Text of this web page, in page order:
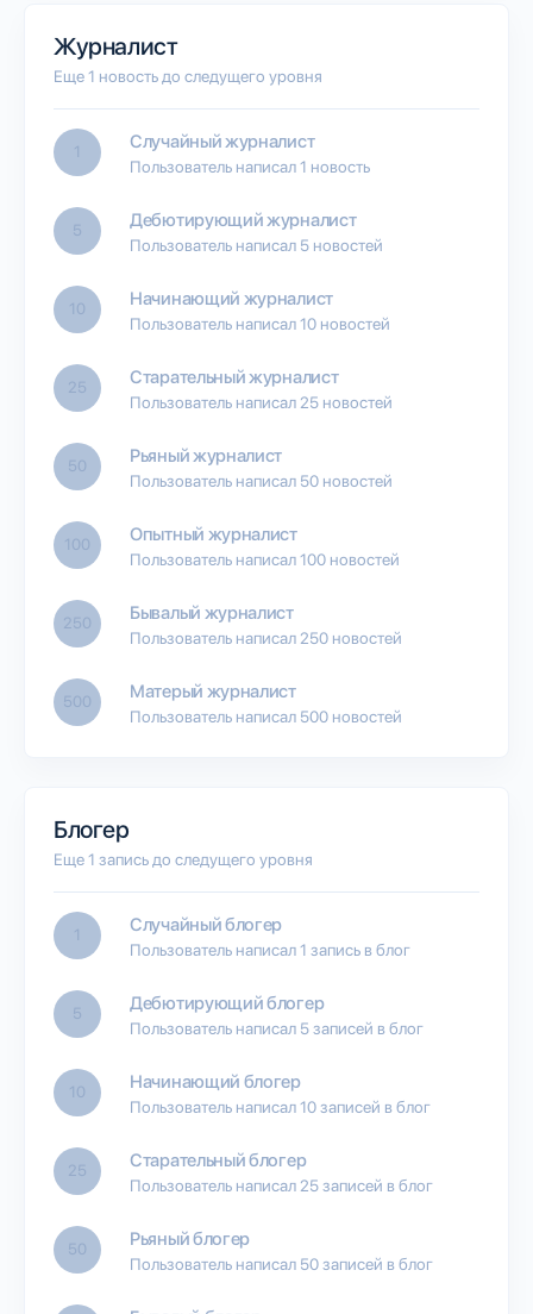
Журналист
Еще 1 новость до следущего уровня
1 Случайный журналист
Пользователь написал 1 новость
5 Дебютирующий журналист
Пользователь написал 5 новостей
10 Начинающий журналист
Пользователь написал 10 новостей
25 Старательный журналист
Пользователь написал 25 новостей
50 Рьяный журналист
Пользователь написал 50 новостей
100 Опытный журналист
Пользователь написал 100 новостей
250 Бывалый журналист
Пользователь написал 250 новостей
500 Матерый журналист
Пользователь написал 500 новостей
Блогер
Еще 1 запись до следущего уровня
1 Случайный блогер
Пользователь написал 1 запись в блог
5 Дебютирующий блогер
Пользователь написал 5 записей в блог
10 Начинающий блогер
Пользователь написал 10 записей в блог
25 Старательный блогер
Пользователь написал 25 записей в блог
50 Рьяный блогер
Пользователь написал 50 записей в блог